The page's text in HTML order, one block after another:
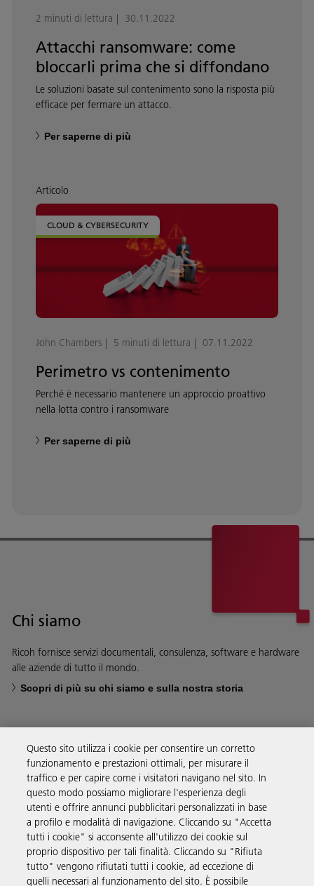
2 minuti di lettura 30.11.2022
Attacchi ransomware: come
bloccarli prima che si diffondano
Le soluzioni basate sul contenimento sono la risposta più
efficace per fermare un attacco.
Per saperne di più
Articolo
CLOUD & CYBERSECURITY
John Chambers 5 minuti di lettura 07.11.2022
Perimetro vs contenimento
Perché è necessario mantenere un approccio proattivo
nella lotta contro i ransomware
Per saperne di più
Chi siamo
Ricoh fornisce servizi documentali, consulenza, software e hardware
alle aziende di tutto il mondo.
Scopri di più su chi siamo e sulla nostra storia
Soluzioni
Prodotti e servizi
Supporto
Questo sito utilizza i cookie per consentire un corretto
funzionamento e prestazioni ottimali, per misurare il
traffico e per capire come i visitatori navigano nel sito. In
questo modo possiamo migliorare l'esperienza degli
utenti e offrire annunci pubblicitari personalizzati in base
a profilo e modalità di navigazione. Cliccando su "Accetta
tutti i cookie" si acconsente all'utilizzo dei cookie sul
proprio dispositivo per tali finalità. Cliccando su "Rifiuta
tutto" vengono rifiutati tutti i cookie, ad eccezione di
quelli necessari al funzionamento del sito. È possibile